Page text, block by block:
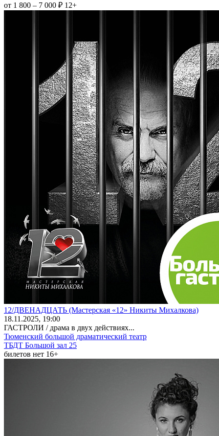
от 1 800 – 7 000 ₽ 12+
12/ДВЕНАДЦАТЬ (Мастерская «12» Никиты Михалкова)
18.11.2025, 19:00
ГАСТРОЛИ / драма в двух действиях...
Тюменский большой драматический театр
ТБДТ Большой зал 25
билетов нет 16+